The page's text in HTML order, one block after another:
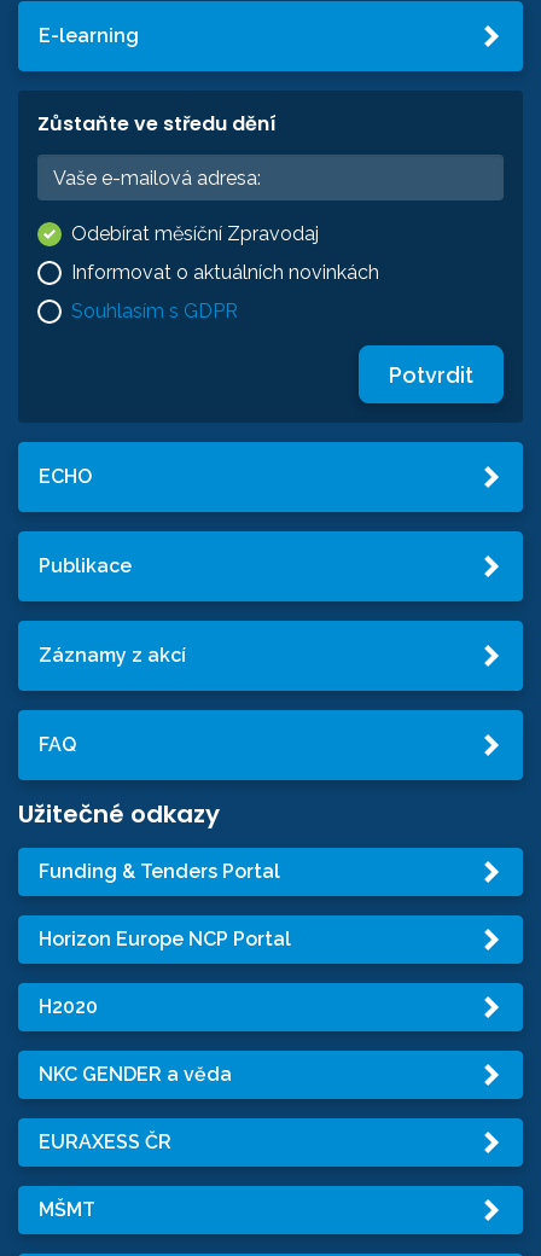
E-learning
Zůstaňte ve středu dění
Odebírat měsíční Zpravodaj
Informovat o aktuálních novinkách
Souhlasím s GDPR
Potvrdit
ECHO
Publikace
Záznamy z akcí
FAQ
Užitečné odkazy
Funding & Tenders Portal
Horizon Europe NCP Portal
H2020
NKC GENDER a věda
EURAXESS ČR
MŠMT